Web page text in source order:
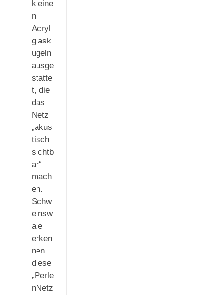
kleine
n
Acryl
glask
ugeln
ausge
statte
t, die
das
Netz
„akus
tisch
sichtb
ar“
mach
en.
Schw
einsw
ale
erken
nen
diese
„Perle
nNetz